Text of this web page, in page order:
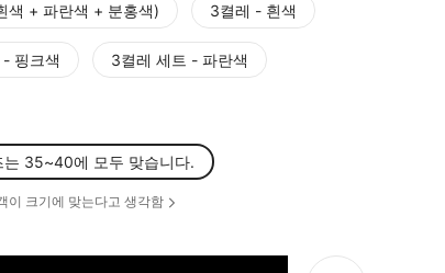
색 + 파란색 + 분홍색) 3켤레 - 흰색
핑크색 3켤레 세트 - 파란색
는 35~40에 모두 맞습니다.
이 크기에 맞는다고 생각함